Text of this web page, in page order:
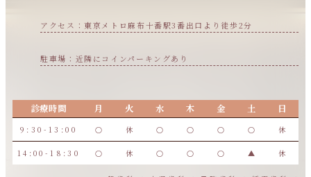
アクセス：東京メトロ麻布十番駅3番出口より徒歩2分
駐車場：近隣にコインパーキングあり
診療時間 月 火 水 木 金 土 日
9:30-13:00 ○ 休 ○ ○ ○ ○ 休
14:00-18:30 ○ 休 ○ ○ ○ ▲ 休